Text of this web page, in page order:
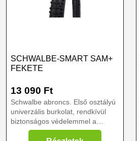
SCHWALBE-SMART SAM+
FEKETE
13 090 Ft
Schwalbe abroncs. Első osztályú
univerzális burkolat, rendkívül
biztonságos védelemmel a
Double Defence hibák ellen a 3